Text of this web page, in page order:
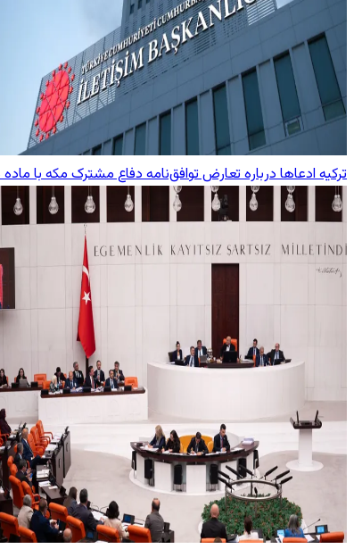
ترکیه ادعاها درباره تعارض توافق‌نامه دفاع مشترک مکه با ماده ۵ ناتو را رد کرد